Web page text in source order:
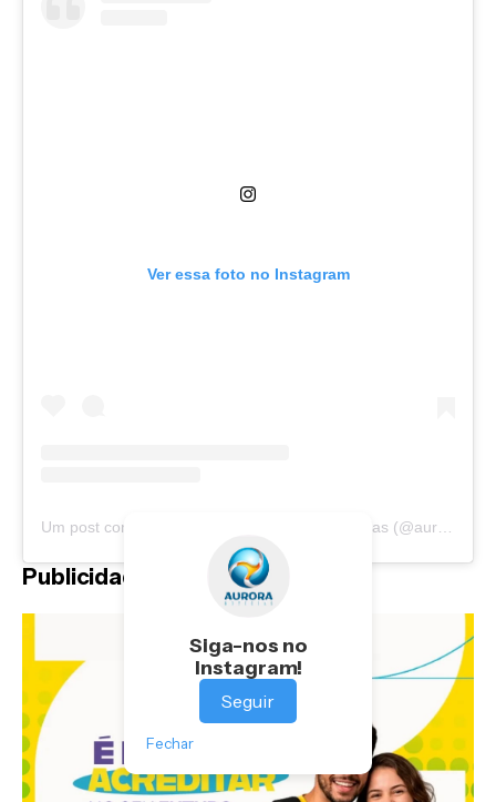
Siga-nos no
Instagram!
Seguir
Fechar
Ver essa foto no Instagram
Publicidade